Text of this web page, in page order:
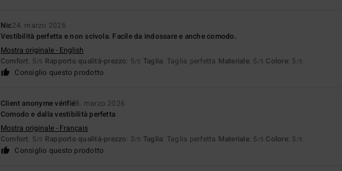
Nic24. marzo 2026
Vestibilità perfetta e non scivola. Facile da indossare e anche comodo.
Mostra originale - English
Comfort: 5/5 Rapporto qualità-prezzo: 5/5 Taglia: Taglia perfetta Materiale: 5 /5 Colore: 5 /5
Consiglio questo prodotto
Client anonyme vérifié8. marzo 2026
Comodo e dalla vestibilità perfetta
Mostra originale - Français
Comfort: 5/5 Rapporto qualità-prezzo: 3/5 Taglia: Taglia perfetta Materiale: 5 /5 Colore: 5 /5
Consiglio questo prodotto